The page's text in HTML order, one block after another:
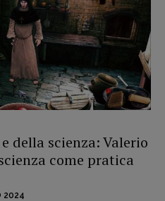
della scienza: Valerio
come pratica
2024